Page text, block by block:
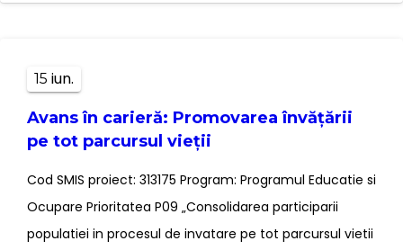
15 iun.
Avans în carieră: Promovarea învățării
pe tot parcursul vieții
Cod SMIS proiect: 313175 Program: Programul Educatie si
Ocupare Prioritatea P09 „Consolidarea participarii
populatiei in procesul de invatare pe tot parcursul vietii